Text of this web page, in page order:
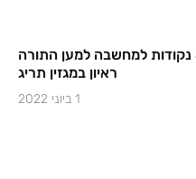
5 נקודות למחשבה למען התורה
ראיון במגזין תריג
1 ביוני 2022